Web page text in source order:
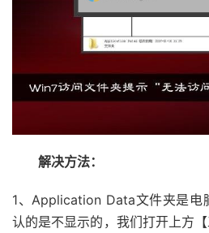
解决方法：
1、Application Data文件夹是电
认的是不显示的，我们打开上方